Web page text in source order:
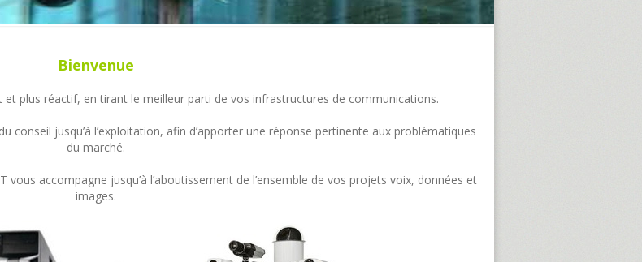
Bienvenue
plus réactif, en tirant le meilleur parti de vos infrastructures de communications.
conseil jusqu’à l’exploitation, afin d’apporter une réponse pertinente aux problématiques
du marché.
vous accompagne jusqu’à l’aboutissement de l’ensemble de vos projets voix, données et
images.